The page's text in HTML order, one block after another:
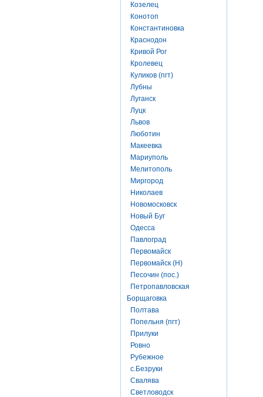
Козелец
Конотоп
Константиновка
Краснодон
Кривой Рог
Кролевец
Куликов (пгт)
Лубны
Луганск
Луцк
Львов
Люботин
Макеевка
Мариуполь
Мелитополь
Миргород
Николаев
Новомосковск
Новый Буг
Одесса
Павлоград
Первомайск
Первомайск (Н)
Песочин (пос.)
Петропавловская
Борщаговка
Полтава
Попельня (пгт)
Прилуки
Ровно
Рубежное
с.Безруки
Свалява
Светловодск